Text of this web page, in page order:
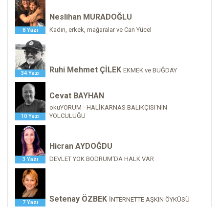
8 Yazı
Neslihan MURADOĞLU
Kadın, erkek, mağaralar ve Can Yücel
34 Yazı Ruhi Mehmet ÇİLEK EKMEK ve BUĞDAY
10 Yazı
Cevat BAYHAN
okuYORUM - HALİKARNAS BALIKÇISI'NIN
YOLCULUĞU
3 Yazı
Hicran AYDOĞDU
DEVLET YOK BODRUM'DA HALK VAR
7 Yazı Setenay ÖZBEK İNTERNETTE AŞKIN ÖYKÜSÜ